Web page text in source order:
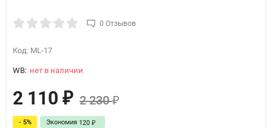
0 Отзывов
Код: ML-17
WB: нет в наличии
2 110 ₽ 2 230₽
- 5% Экономия 120 ₽